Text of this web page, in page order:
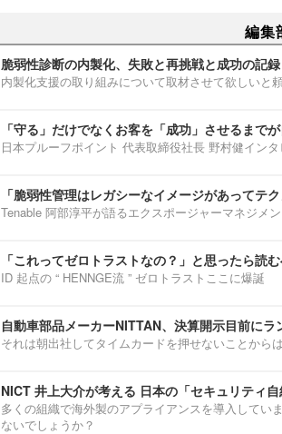
編集
脆弱性診断の内製化、失敗と再挑戦と成功の記録
内製化支援の取り組みについて取材させて欲しいと
「守る」だけでなくお客を「成功」させるまで
日本プルーフポイント 代表取締役社長 野村健イン
「脆弱性管理はレガシーなイメージがあってテ
Tenable 阿部淳平が語るエクスポージャーマネジメン
「これってゼロトラストなの？」と思ったら読
ID 起点の “ HENNGE流 ” ゼロトラストここに爆誕
自動車部品メーカーNITTAN、決算開示目前にラ
それは朝出社してタイムカードを押せないことか
NICT 井上大介が考える 日本の「セキュリティ
多くの組織で海外製のアプライアンスを導入してい
ないでしょうか？